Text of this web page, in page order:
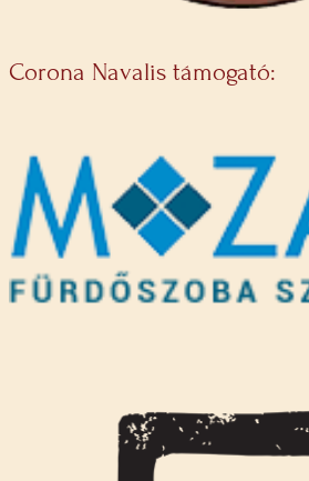
Corona Navalis támogató: